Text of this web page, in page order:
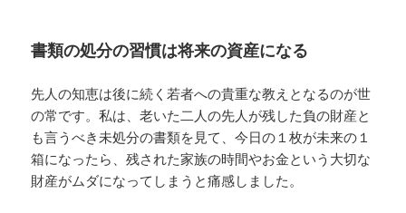
書類の処分の習慣は将来の資産になる
先人の知恵は後に続く若者への貴重な教えとなるのが世
の常です。私は、老いた二人の先人が残した負の財産と
も言うべき未処分の書類を見て、今日の１枚が未来の１
箱になったら、残された家族の時間やお金という大切な
財産がムダになってしまうと痛感しました。